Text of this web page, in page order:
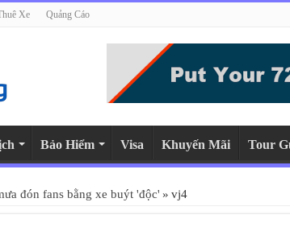
Xe Quảng Cáo
Bảo Hiểm Visa Khuyến Mãi Tour
đón fans bằng xe buýt 'độc' » vj4